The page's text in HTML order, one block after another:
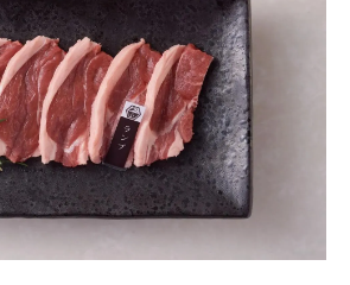
ジンギスカン飲み会を開く際のポ
ンを囲んでの交流の楽しみ方
ン飲み会を成功させるための準
ジンギスカン飲み会でのおすすめ